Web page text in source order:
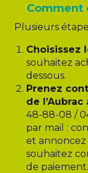
Comment
Plusieurs
Choisissez
souhaitez
dessous.
Prenez
de
48-88-08 /
par mail :
et
souhaitez
de paiement.